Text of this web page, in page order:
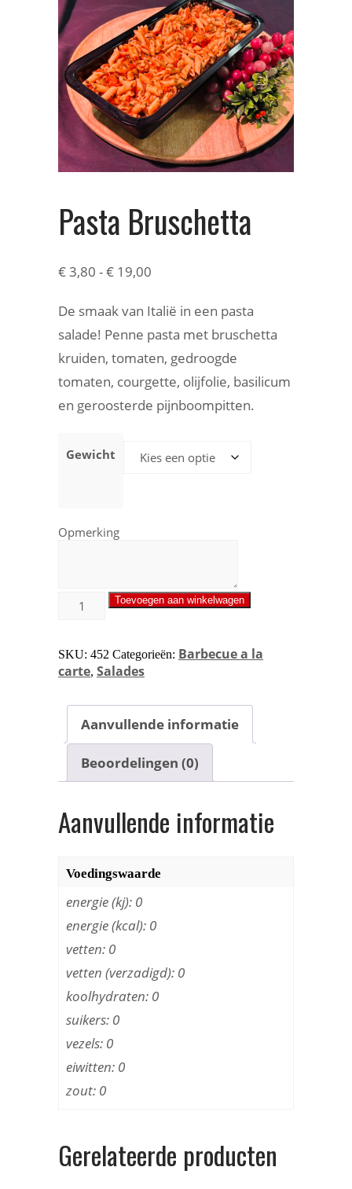
Pasta Bruschetta
€3,80 -€ 19,00
De smaak van Italië in een pasta
salade! Penne pasta met bruschetta
kruiden, tomaten, gedroogde
tomaten, courgette, olijfolie, basilicum
en geroosterde pijnboompitten.
Gewicht
Opmerking
Toevoegen aan winkelwagen
SKU: 452 Categorieën: Barbecue a la
carte, Salades
Aanvullende informatie
Beoordelingen (0)
Aanvullende informatie
Voedingswaarde
energie (kj): 0
energie (kcal): 0
vetten: 0
vetten (verzadigd): 0
koolhydraten: 0
suikers: 0
vezels: 0
eiwitten: 0
zout: 0
Gerelateerde producten